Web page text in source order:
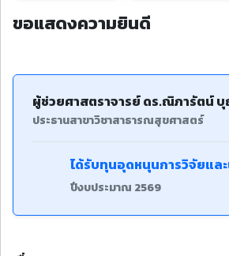
ขอแสดงความยินดี
ผู้ช่วยศาสตราจารย์ ดร.ณิภารัตน์
ประธานสาขาวิชาสาธารณสุขศาสตร์
ได้รับทุนอุดหนุนการวิจัยแล
ปีงบประมาณ 2569